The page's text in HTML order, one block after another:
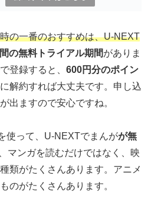
の一番のおすすめは、U-NEXT
の無料トライアル期間がありま
登録すると、 600円分のポイン
解約すれば大丈夫です。申し込
出ますので安心ですね。
使って、U-NEXTでまんがが無
マンガを読むだけではなく、映
類がたくさんあります。アニメ
のがたくさんあります。